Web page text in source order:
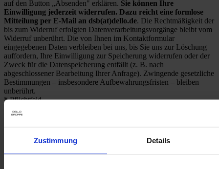
Zustimmung Details
auf den Button „Absenden" erklären. Sie können Ihre
Einwilligung jederzeit widerrufen. Dazu reicht eine formlose
Mitteilung per E-Mail an dsb(at)dello.de. Die Rechtmäßigkeit der
bis zum Widerruf erfolgten Datenverarbeitungsvorgänge bleibt vom
Widerruf unberührt. Die von Ihnen im Kontaktformular
eingegebenen Daten verbleiben bei uns, bis Sie uns zur Löschung
auffordern, Ihre Einwilligung zur Speicherung widerrufen oder der
Zweck für die Datenspeicherung entfällt (z. B. nach
abgeschlossener Bearbeitung Ihrer Anfrage). Zwingende gesetzliche
Bestimmungen – insbesondere Aufbewahrungsfristen – bleiben
unberührt.
* Pflichtfeld
Ähnliche Fahrzeuge
Kraftstoffverbrauch (kombiniert nach WLTP)